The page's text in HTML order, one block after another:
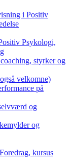
i Positiv
Psykologi,
styrker og
velkomne)
på
og
og
kursus